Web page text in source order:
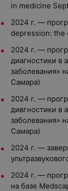
in medicine
2024 г. —
depression: the
2024 г. —
диагностики в
заболевания»
Самара)
2024 г. —
дивгностики в
заболевания»
Самара)
2024 г. —
2024 г. —
на базе